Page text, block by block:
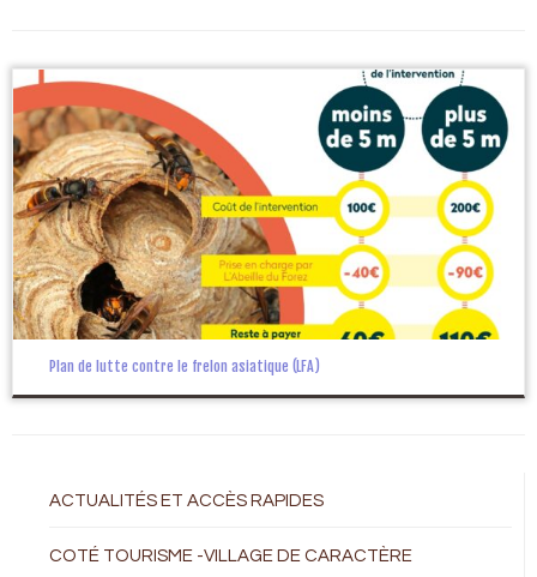
Plan de lutte contre le frelon asiatique (LFA)
ACTUALITÉS ET ACCÈS RAPIDES
COTÉ TOURISME -VILLAGE DE CARACTÈRE